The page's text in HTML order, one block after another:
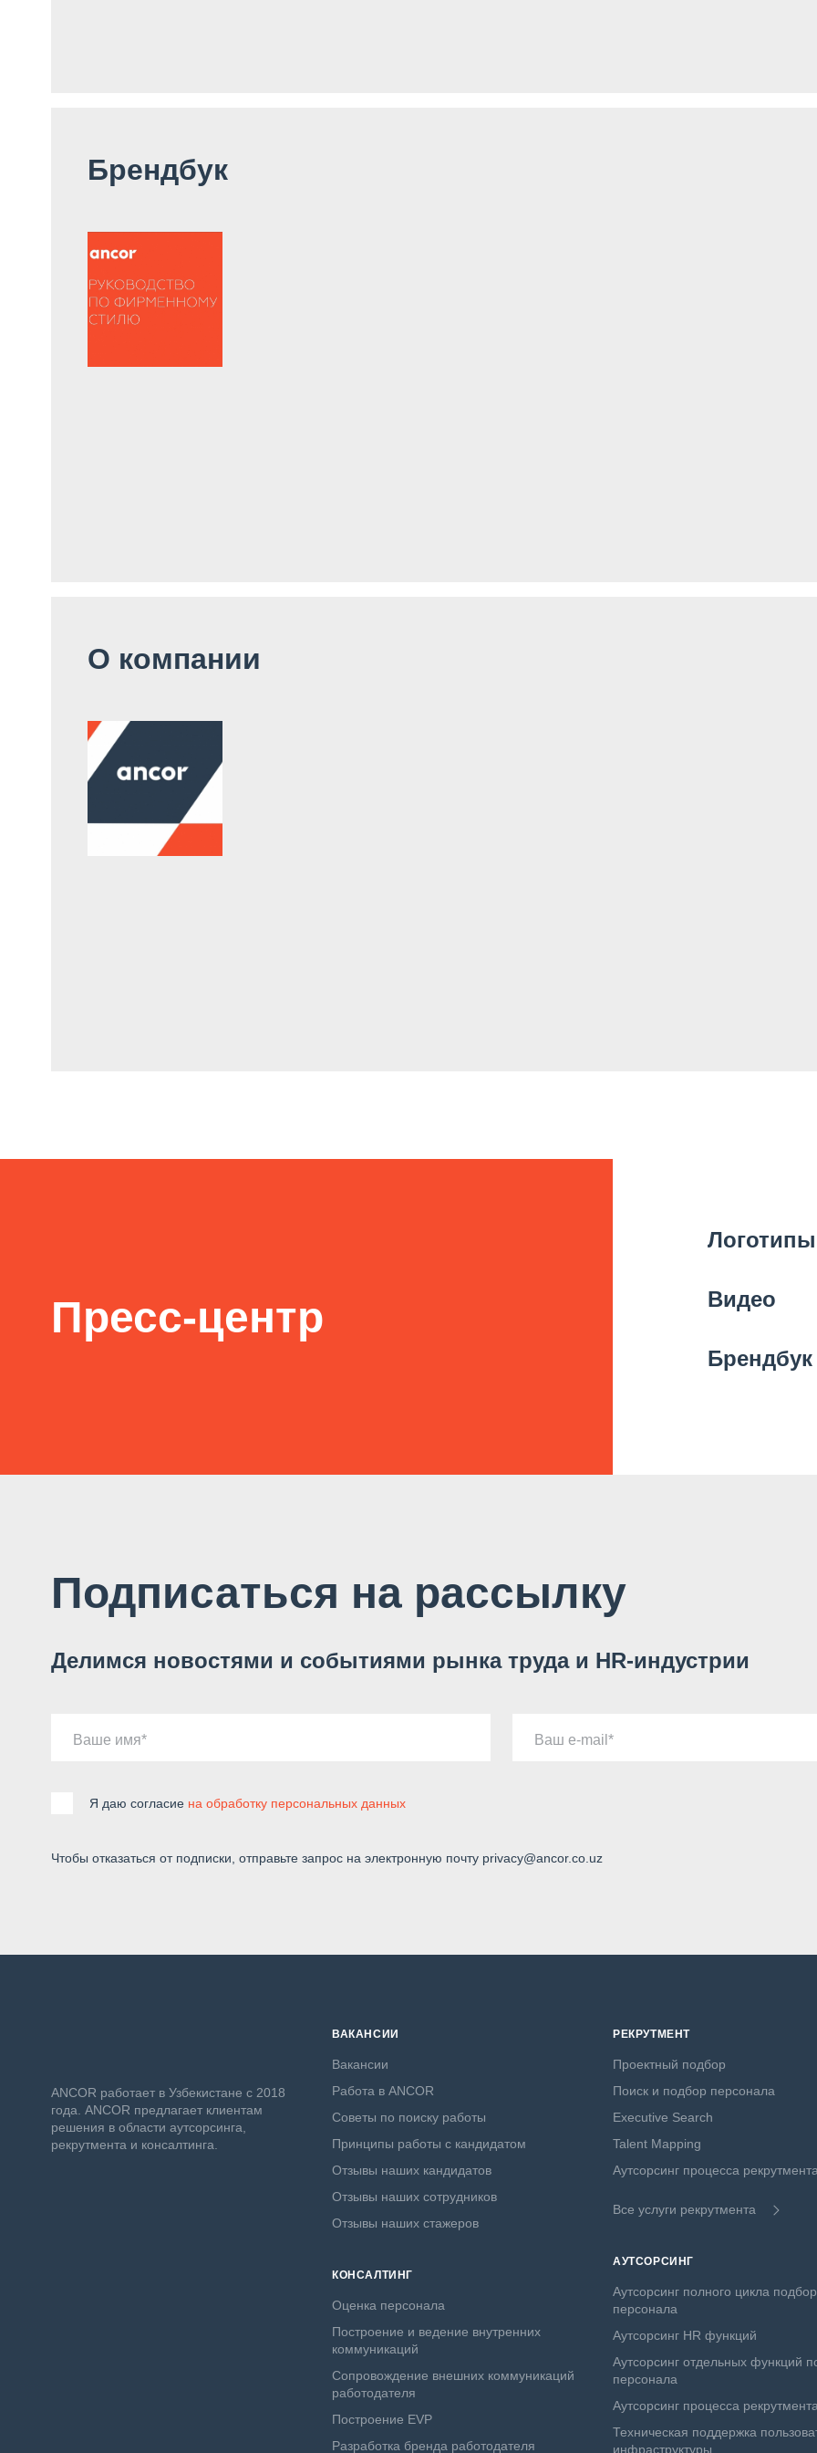
Брендбук
О компании
Пресс-центр
Логотипы
Видео
Брендбук
Подписаться на рассылку
Делимся новостями и событиями рынка труда и HR-индустрии
Ваше имя Ваш e-mail
Я даю согласие на обработку персональных данных
Чтобы отказаться от подписки, отправьте запрос на электронную почту privacy@ancor.co.uz
ANСOR работает в Узбекистане с 2018
года. ANCOR предлагает клиентам
решения в области аутсорсинга,
рекрутмента и консалтинга.
ВАКАНСИИ
Вакансии
Работа в ANCOR
Советы по поиску работы
Принципы работы с кандидатом
Отзывы наших кандидатов
Отзывы наших сотрудников
Отзывы наших стажеров
КОНСАЛТИНГ
Оценка персонала
Построение и ведение внутренних
коммуникаций
Сопровождение внешних коммуникаций
работодателя
Построение EVP
Разработка бренда работодателя
РЕКРУТМЕНТ
Проектный подбор
Поиск и подбор персонала
Executive Search
Talent Mapping
Аутсорсинг процесса рекрутмента
Все услуги рекрутмента
АУТСОРСИНГ
Аутсорсинг полного цикла
персонала
Аутсорсинг HR функций
Аутсорсинг отдельных функций
персонала
Аутсорсинг процесса
Техническая поддержка
инфраструктуры